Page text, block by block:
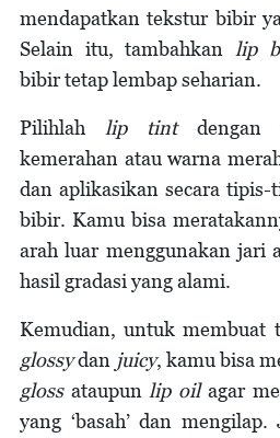
mendapatkan tekstur bibir
Selain itu, tambahkan lip
bibir tetap lembap seharian.
Pilihlah lip tintdengan
kemerahan atau warna
dan aplikasikan secara
bibir. Kamu bisa
arah luar menggunakan jari
hasil gradasi yang alami.
Kemudian, untuk membuat
glossydan juicy, kamu bisa
glossataupun lip oil agar
yang ‘basah’ dan